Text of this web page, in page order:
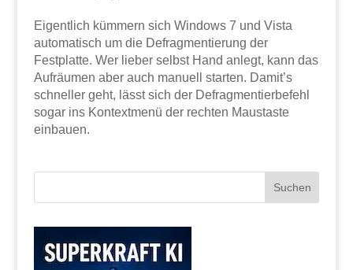
Eigentlich kümmern sich Windows 7 und Vista
automatisch um die Defragmentierung der
Festplatte. Wer lieber selbst Hand anlegt, kann das
Aufräumen aber auch manuell starten. Damit’s
schneller geht, lässt sich der Defragmentierbefehl
sogar ins Kontextmenü der rechten Maustaste
einbauen.